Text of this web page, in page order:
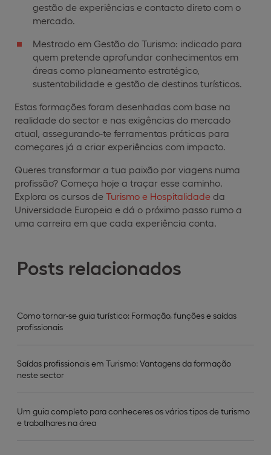
Posts relacionados
Como tornar-se guia turístico: Formação, funções e saídas
profissionais
Saídas profissionais em Turismo: Vantagens da formação
neste sector
Um guia completo para conheceres os vários tipos de turismo
e trabalhares na área
gestão de experiências e contacto direto com o
mercado.
Mestrado em Gestão do Turismo: indicado para
quem pretende aprofundar conhecimentos em
áreas como planeamento estratégico,
sustentabilidade e gestão de destinos turísticos.
Estas formações foram desenhadas com base na
realidade do sector e nas exigências do mercado
atual, assegurando-te ferramentas práticas para
começares já a criar experiências com impacto.
Queres transformar a tua paixão por viagens numa
profissão? Começa hoje a traçar esse caminho.
Explora os cursos de Turismo e Hospitalidade da
Universidade Europeia e dá o próximo passo rumo a
uma carreira em que cada experiência conta.